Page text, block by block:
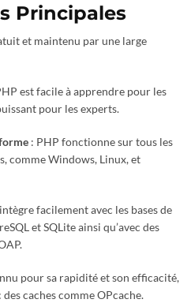
Principales
et maintenu par une large
est facile à apprendre pour les
pour les experts.
: PHP fonctionne sur tous les
comme Windows, Linux, et
facilement avec les bases de
et SQLite ainsi qu’avec des
pour sa rapidité et son efficacité,
caches comme OPcache.